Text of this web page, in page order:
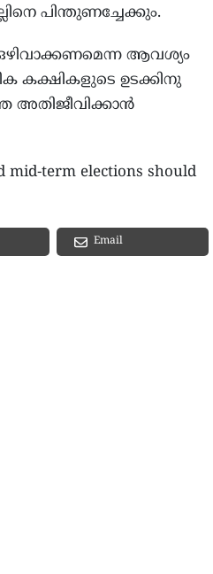
പിന്തുണച്ചേക്കും.
ആവശ്യം
കക്ഷികളുടെ ഉടക്കിനു
അതിജീവിക്കാൻ
mid-term elections should
Email